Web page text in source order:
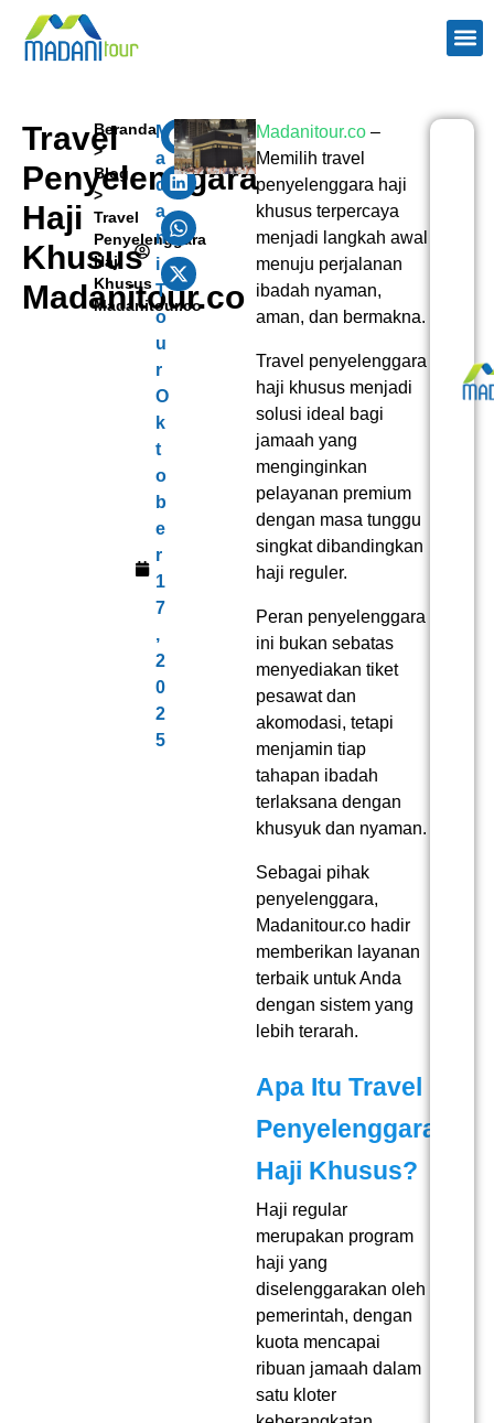
Travel
Penyelenggara
Haji
Khusus
Madanitour.co
Beranda
>
Blog
>
Travel
Penyelenggara
Haji
Khusus
Madanitour.co
M
a
d
a
n
i
T
o
u
r
O
k
t
o
b
e
r
1
7
,
2
0
2
5
Madanitour.co–
Memilih travel
penyelenggara haji
khusus terpercaya
menjadi langkah awal
menuju perjalanan
ibadah nyaman,
aman, dan bermakna.
Travel penyelenggara
haji khususmenjadi
solusi ideal bagi
jamaah yang
menginginkan
pelayanan premium
dengan masa tunggu
singkat dibandingkan
haji reguler.
Peran penyelenggara
ini bukan sebatas
menyediakan tiket
pesawat dan
akomodasi, tetapi
menjamin tiap
tahapan ibadah
terlaksana dengan
khusyuk dan nyaman.
Sebagai pihak
penyelenggara,
Madanitour.co hadir
memberikan layanan
terbaik untuk Anda
dengan sistem yang
lebih terarah.
Apa Itu Travel
Penyelenggara
Haji Khusus?
Haji regular
merupakan program
haji yang
diselenggarakan oleh
pemerintah, dengan
kuota mencapai
ribuan jamaah dalam
satu kloter